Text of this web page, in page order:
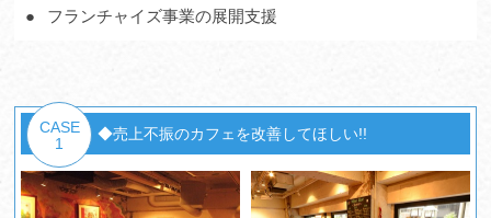
フランチャイズ事業の展開支援
CASE
1
◆売上不振のカフェを改善してほしい!!